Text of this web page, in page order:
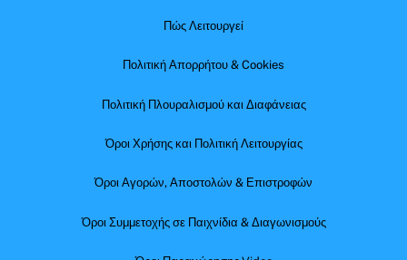
Πώς Λειτουργεί
Πολιτική Απορρήτου & Cookies
Πολιτική Πλουραλισμού και Διαφάνειας
Όροι Χρήσης και Πολιτική Λειτουργίας
Όροι Αγορών, Αποστολών & Επιστροφών
Όροι Συμμετοχής σε Παιχνίδια & Διαγωνισμούς